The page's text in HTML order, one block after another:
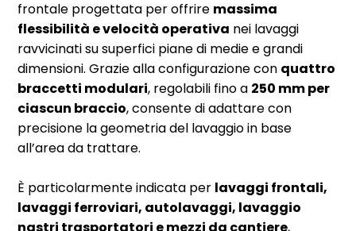
frontale progettata per offrire massima
flessibilità e velocità operativa nei lavaggi
ravvicinati su superfici piane di medie e grandi
dimensioni. Grazie alla configurazione con quattro
braccetti modulari, regolabili fino a 250 mm per
ciascun braccio, consente di adattare con
precisione la geometria del lavaggio in base
all’area da trattare.
È particolarmente indicata per lavaggi frontali,
lavaggi ferroviari, autolavaggi, lavaggio
nastri trasportatori e mezzi da cantiere,